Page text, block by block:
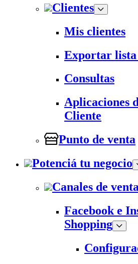
Clientes
Mis clientes
Exportar lista
Consultas
Aplicaciones
Cliente
Punto de venta
Potenciá tu negocio
Canales de
Facebook e
Shopping